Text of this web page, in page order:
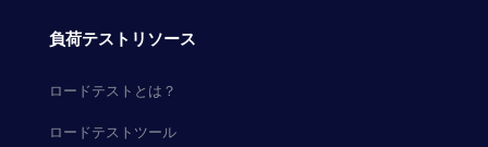
負荷テストリソース
ロードテストとは？
ロードテストツール